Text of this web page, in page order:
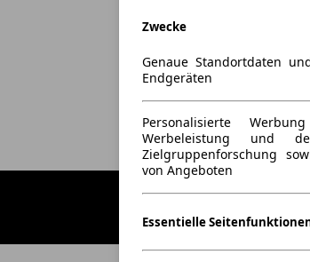
Zwecke
Genaue Standortdaten
Endgeräten
Personalisierte
Werbeleistung und
Zielgruppenforschung
von Angeboten
Essentielle